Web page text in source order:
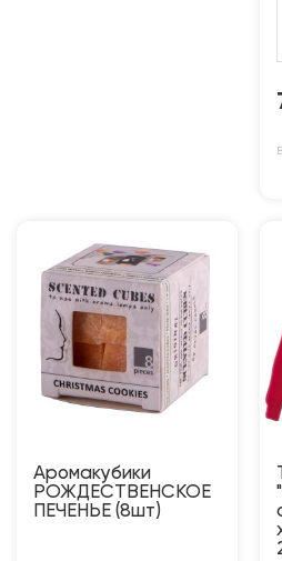
Аромакубики
РОЖДЕСТВЕНСКОЕ
ПЕЧЕНЬЕ (8шт)